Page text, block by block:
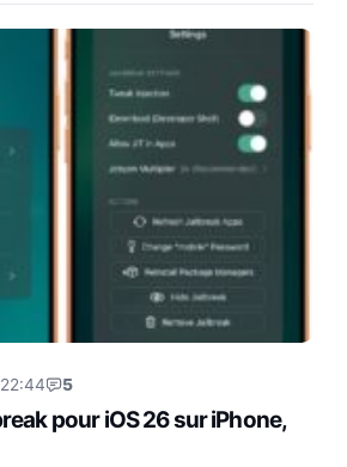
5
pour iOS 26 sur iPhone,